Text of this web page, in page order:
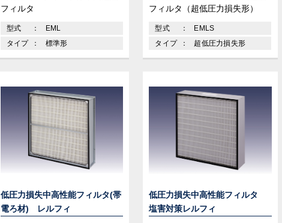
フィルタ
型式
EML
タイプ
標準形
フィルタ（超低圧力損失形）
型式
EMLS
タイプ
超低圧力損失形
低圧力損失中高性能フィルタ(帯
電ろ材) レルフィ
低圧力損失中高性能フィルタ
塩害対策レルフィ